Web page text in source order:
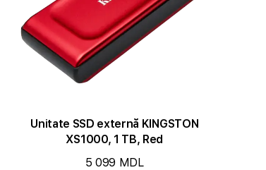
Unitate SSD externă KINGSTON
XS1000, 1 TB, Red
5 099 MDL